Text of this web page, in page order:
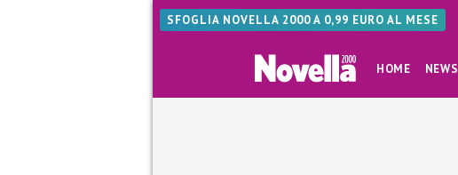
SFOGLIA NOVELLA 2000 A 0,99 EURO AL MESE
HOME NEWS